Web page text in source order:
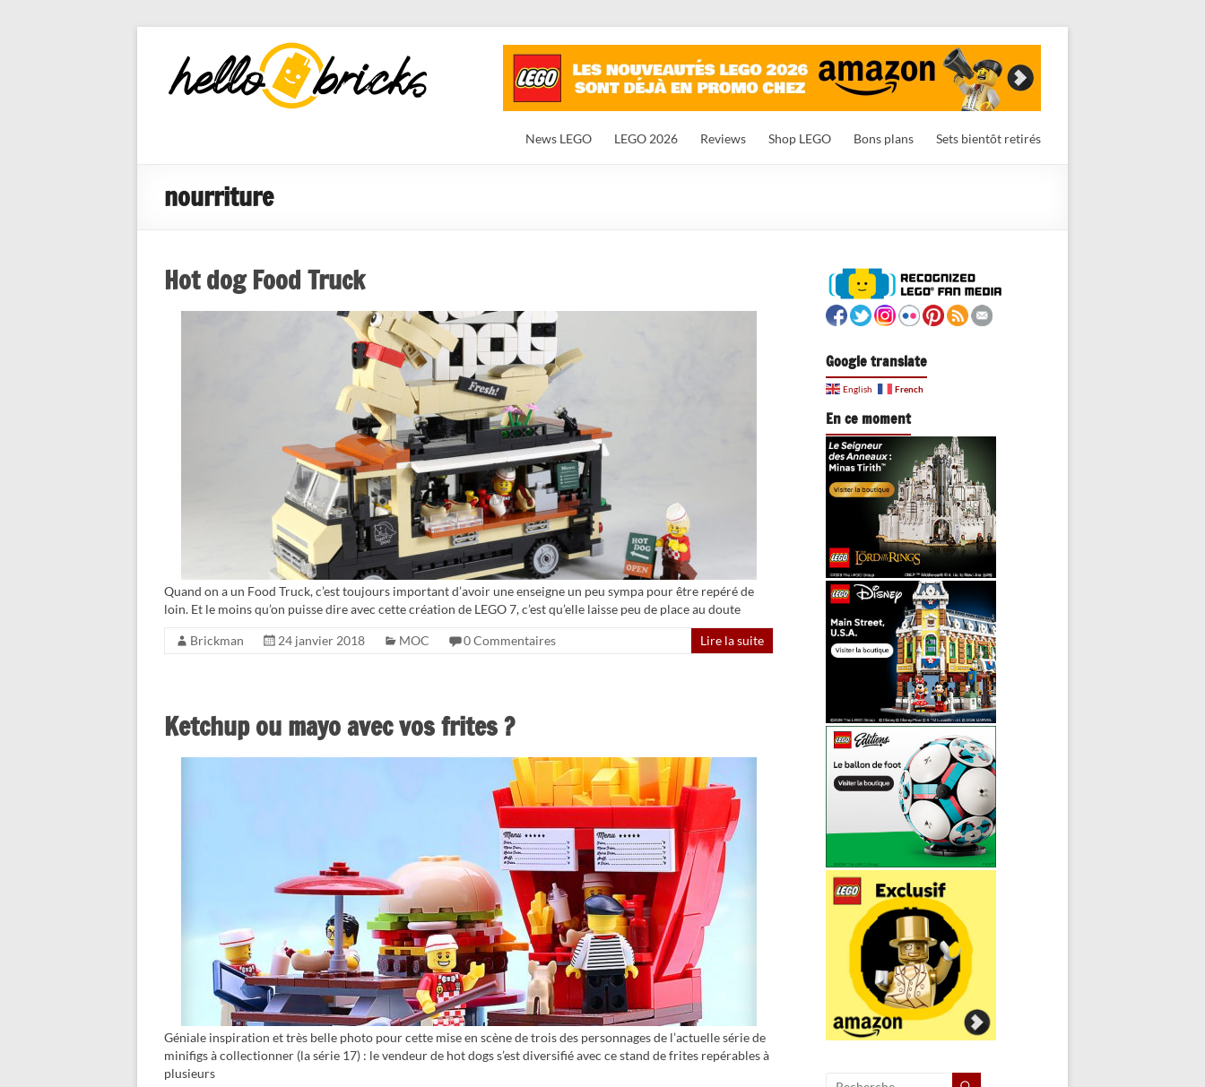
HelloBricks
Blog LEGO,
nouveaut�s
News LEGO LEGO 2026 Reviews Shop LEGO Bons plans Sets bientôt retirés
nourriture
Hot dog Food Truck
Quand on a un Food Truck, c’est toujours important d’avoir une enseigne un peu sympa pour être repéré de
loin. Et le moins qu’on puisse dire avec cette création de LEGO 7, c’est qu’elle laisse peu de place au doute
Brickman 24 janvier 2018 MOC 0 Commentaires Lire la suite
Ketchup ou mayo avec vos frites ?
Géniale inspiration et très belle photo pour cette mise en scène de trois des personnages de l’actuelle série de
minifigs à collectionner (la série 17) : le vendeur de hot dogs s’est diversifié avec ce stand de frites repérables à
plusieurs
Google translate
English French
En ce moment